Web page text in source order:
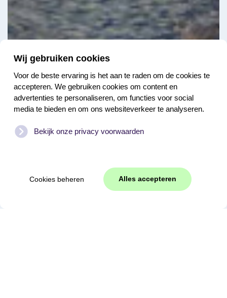
Wij gebruiken cookies
Voor de beste ervaring is het aan te raden om de cookies te
accepteren. We gebruiken cookies om content en
advertenties te personaliseren, om functies voor social
media te bieden en om ons websiteverkeer te analyseren.
Bekijk onze privacy voorwaarden
Cookies beheren Alles accepteren